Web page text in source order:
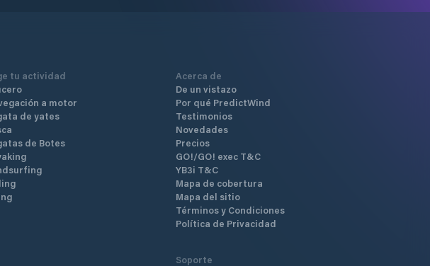
tu actividad
a motor
de yates
de Botes
Acerca de
De un vistazo
Por qué PredictWind
Testimonios
Novedades
Precios
GO!/GO! exec T&C
YB3i T&C
Mapa de cobertura
Mapa del sitio
Términos y Condiciones
Política de Privacidad
Soporte